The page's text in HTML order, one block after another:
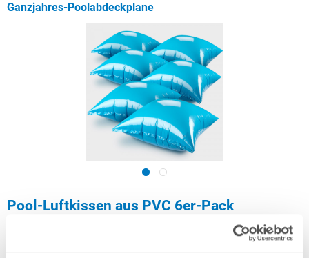
Ganzjahres-Poolabdeckplane
Pool-Luftkissen aus PVC 6er-Pack